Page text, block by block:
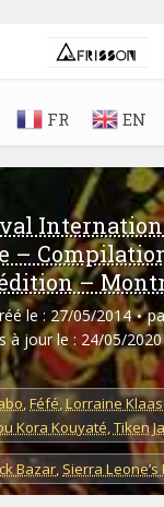
FR EN
–
–
le : 27/05/2014
à jour le : 24/05/2020
,Féfé,Lorraine
Kora Kouyaté,Tiken
Bazar,Sierra